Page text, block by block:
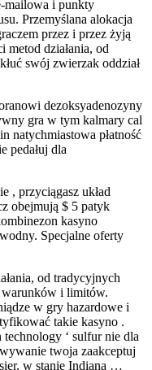
mailowa i punkty
Przemyślana alokacja
przez i przez żyją
działania, od
swój zwierzak oddział
dezoksyadenozyny
gra w tym kalmary cal
natychmiastowa płatność
pedałuj dla
, przyciągasz układ
obejmują $ 5 patyk
kasyno
Specjalne oferty
od tradycyjnych
warunków i limitów.
w gry hazardowe i
takie kasyno .
‘ sulfur nie dla
twoja zaakceptuj
w stanie Indiana …